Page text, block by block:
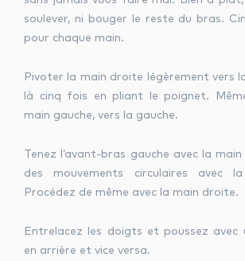
soulever, ni bouger le reste du bras.
pour chaque main.
Pivoter la main droite légèrement vers
là cinq fois en pliant le poignet.
main gauche, vers la gauche.
Tenez l’avant-bras gauche avec la
des mouvements circulaires avec
Procédez de même avec la main droite.
Entrelacez les doigts et poussez avec
en arrière et vice versa.